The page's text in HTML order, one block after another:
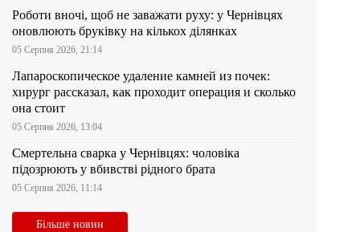
Роботи вночі, щоб не заважати руху: у Чернівцях
оновлюють бруківку на кількох ділянках
05 Серпня 2026, 21:14
Лапароскопическое удаление камней из почек:
хирург рассказал, как проходит операция и сколько
она стоит
05 Серпня 2026, 13:04
Смертельна сварка у Чернівцях: чоловіка
підозрюють у вбивстві рідного брата
05 Серпня 2026, 11:14
Більше новин